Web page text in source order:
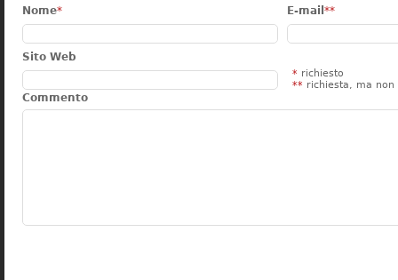
Nome* E-mail **
Sito Web
* richiesto
** richiesta, ma non
Commento